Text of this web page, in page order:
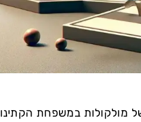
מולקולות במשפחת